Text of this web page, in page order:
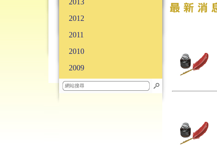
2013
2012
2011
2010
2009